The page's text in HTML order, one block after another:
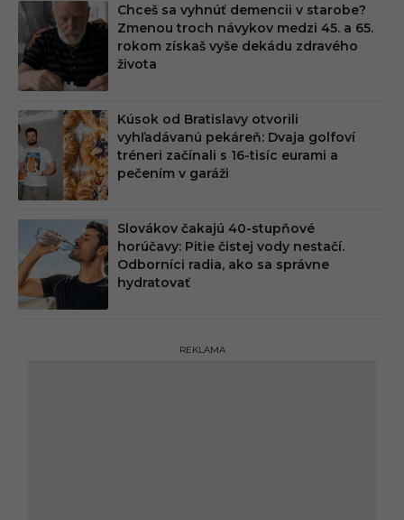
Chceš sa vyhnúť demencii v starobe?
Zmenou troch návykov medzi 45. a 65.
rokom získaš vyše dekádu zdravého
života
Kúsok od Bratislavy otvorili
vyhľadávanú pekáreň: Dvaja golfoví
tréneri začínali s 16-tisíc eurami a
pečením v garáži
Slovákov čakajú 40-stupňové
horúčavy: Pitie čistej vody nestačí.
Odborníci radia, ako sa správne
hydratovať
REKLAMA